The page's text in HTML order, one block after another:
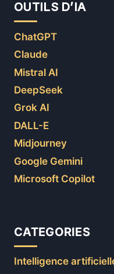
OUTILS D’IA
ChatGPT
Claude
Mistral AI
DeepSeek
Grok AI
DALL-E
Midjourney
Google Gemini
Microsoft Copilot
CATEGORIES
Intelligence